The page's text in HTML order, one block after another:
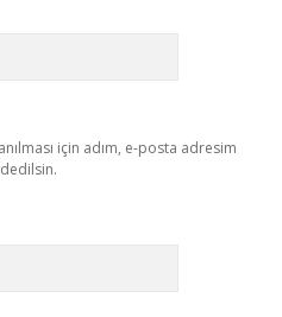
için adım, e-posta adresim